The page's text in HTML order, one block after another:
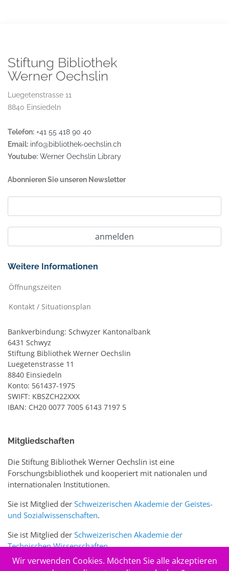
Stiftung Bibliothek
Werner Oechslin
Luegetenstrasse 11
8840 Einsiedeln
Telefon: +41 55 418 90 40
Email: info@bibliothek-oechslin.ch
Youtube: Werner Oechslin Library
Abonnieren Sie unseren Newsletter
Weitere Informationen
Öffnungszeiten
Kontakt / Situationsplan
Bankverbindung: Schwyzer Kantonalbank
6431 Schwyz
Stiftung Bibliothek Werner Oechslin
Luegetenstrasse 11
8840 Einsiedeln
Konto: 561437-1975
SWIFT: KBSZCH22XXX
IBAN: CH20 0077 7005 6143 7197 5
Mitgliedschaften
Die Stiftung Bibliothek Werner Oechslin ist eine
Forschungsbibliothek und kooperiert mit nationalen und
internationalen Institutionen.
Sie ist Mitglied der Schweizerischen Akademie der Geistes-
und Sozialwissenschaften.
Sie ist Mitglied der Schweizerischen Akademie der
Technischen Wissenschaften.
Sie ist zudem Mitglied des Schweizer Portalswww.sciences-
Wir verwenden Cookies. Möchten Sie alle akzeptieren